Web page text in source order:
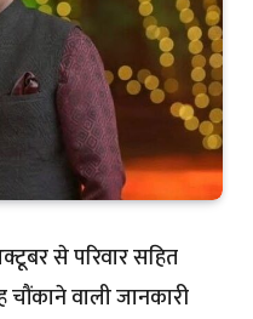
से परिवार सहित
वाली जानकारी